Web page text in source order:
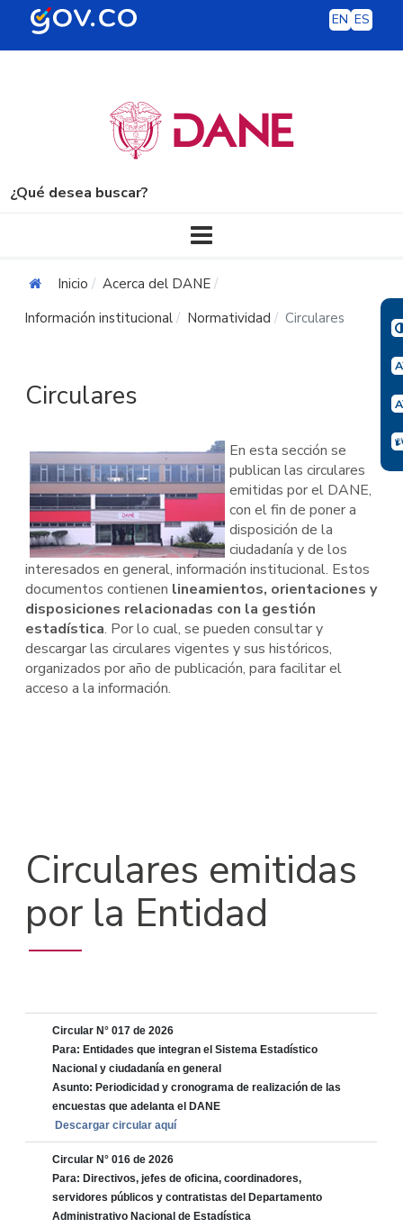
EN ES
¿Qué desea buscar?
Inicio
Acerca del DANE
Información institucional
Normatividad Circulares
Circulares
En esta sección se
publican las circulares
emitidas por el DANE,
con el fin de poner a
disposición de la
ciudadanía y de los
interesados en general, información institucional. Estos
documentos contienen lineamientos, orientaciones y
disposiciones relacionadas con la gestión
estadística. Por lo cual, se pueden consultar y
descargar las circulares vigentes y sus históricos,
organizados por año de publicación, para facilitar el
acceso a la información.
Circulares emitidas
por la Entidad
Circular N° 017 de 2026
Para: Entidades que integran el Sistema Estadístico
Nacional y ciudadanía en general
Asunto: Periodicidad y cronograma de realización de las
encuestas que adelanta el DANE
Descargar circular aquí
Circular N° 016 de 2026
Para: Directivos, jefes de oficina, coordinadores,
servidores públicos y contratistas del Departamento
Administrativo Nacional de Estadística